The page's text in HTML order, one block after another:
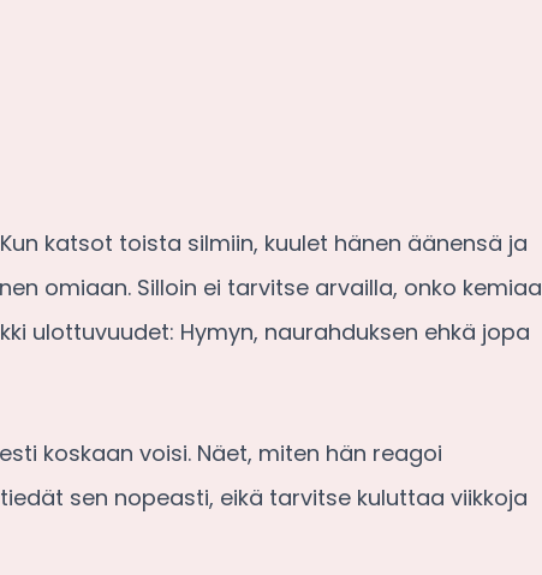
katsot toista silmiin, kuulet hänen äänensä ja
omiaan. Silloin ei tarvitse arvailla, onko kemiaa
ulottuvuudet: Hymyn, naurahduksen ehkä jopa
koskaan voisi. Näet, miten hän reagoi
sen nopeasti, eikä tarvitse kuluttaa viikkoja